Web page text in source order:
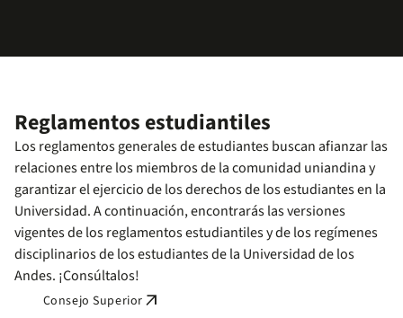
Reglamentos estudiantiles
Los reglamentos generales de estudiantes buscan afianzar las
relaciones entre los miembros de la comunidad uniandina y
garantizar el ejercicio de los derechos de los estudiantes en la
Universidad. A continuación, encontrarás las versiones
vigentes de los reglamentos estudiantiles y de los regímenes
disciplinarios de los estudiantes de la Universidad de los
Andes. ¡Consúltalos!
Consejo Superior arrow_outward